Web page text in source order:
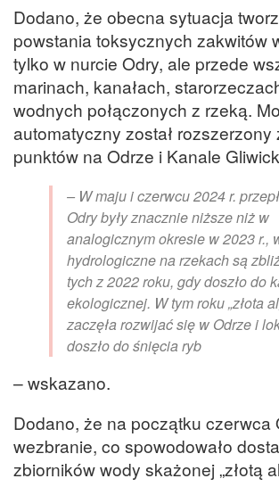
Dodano, że obecna sytuacja
powstania toksycznych zakwitów
tylko w nurcie Odry, ale przede
marinach, kanałach,
wodnych połączonych z rzeką.
automatyczny został rozszerzony
punktów na Odrze i Kanale
– W maju i czerwcu 2024 r.
Odry były znacznie niższe niż w
analogicznym okresie w 2023 r.,
hydrologiczne na rzekach są
tych z 2022 roku, gdy doszło do
ekologicznej. W tym roku „złota
zaczęła rozwijać się w Odrze i
doszło do śnięcia ryb
– wskazano.
Dodano, że na początku czerwca
wezbranie, co spowodowało
zbiorników wody skażonej „złotą